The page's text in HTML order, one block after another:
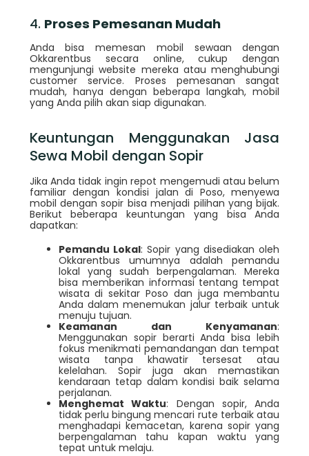
4. Proses Pemesanan Mudah
Anda bisa memesan mobil sewaan dengan
Okkarentbus secara online, cukup dengan
mengunjungi website mereka atau menghubungi
customer service. Proses pemesanan sangat
mudah, hanya dengan beberapa langkah, mobil
yang Anda pilih akan siap digunakan.
Keuntungan Menggunakan Jasa
Sewa Mobil dengan Sopir
Jika Anda tidak ingin repot mengemudi atau belum
familiar dengan kondisi jalan di Poso, menyewa
mobil dengan sopir bisa menjadi pilihan yang bijak.
Berikut beberapa keuntungan yang bisa Anda
dapatkan:
Pemandu Lokal: Sopir yang disediakan oleh
Okkarentbus umumnya adalah pemandu
lokal yang sudah berpengalaman. Mereka
bisa memberikan informasi tentang tempat
wisata di sekitar Poso dan juga membantu
Anda dalam menemukan jalur terbaik untuk
menuju tujuan.
Keamanan dan Kenyamanan:
Menggunakan sopir berarti Anda bisa lebih
fokus menikmati pemandangan dan tempat
wisata tanpa khawatir tersesat atau
kelelahan. Sopir juga akan memastikan
kendaraan tetap dalam kondisi baik selama
perjalanan.
Menghemat Waktu: Dengan sopir, Anda
tidak perlu bingung mencari rute terbaik atau
menghadapi kemacetan, karena sopir yang
berpengalaman tahu kapan waktu yang
tepat untuk melaju.